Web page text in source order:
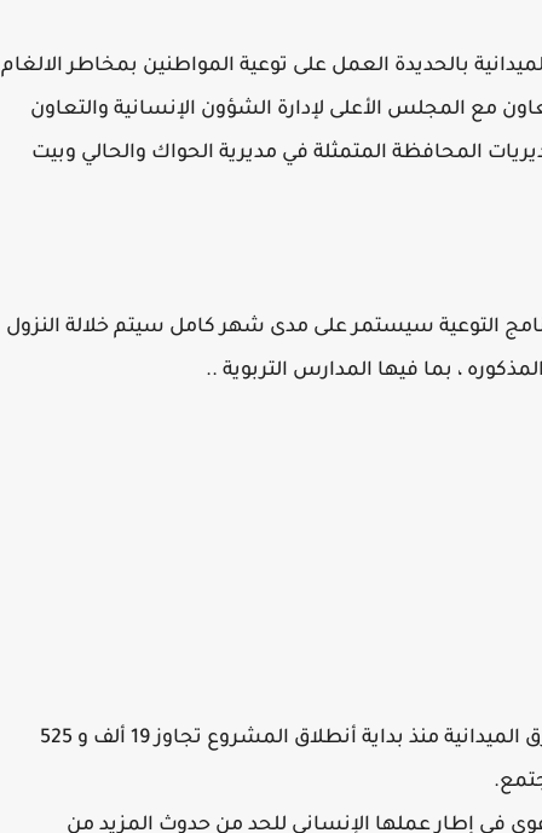
بالحديدة العمل على توعية المواطنين بمخاطر الالغام
مع المجلس الأعلى لإدارة الشؤون الإنسانية والتعاون
المحافظة المتمثلة في مديرية الحواك والحالي وبيت
التوعية سيستمر على مدى شهر كامل سيتم خلالة النزول
، بما فيها المدارس التربوية ..
وأشار الى أن المستفيدين من نشاط المركز والفرق الميدانية منذ بداية أنطلاق المشروع تجاوز 19 ألف و 525
في إطار عملها الإنساني للحد من حدوث المزيد من